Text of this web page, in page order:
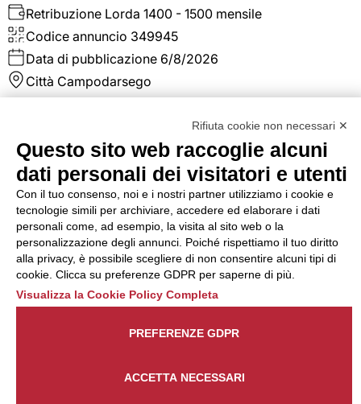
Retribuzione Lorda 1400 - 1500 mensile
Codice annuncio 349945
Data di pubblicazione 6/8/2026
Città Campodarsego
pianificare e gestire gli approvvigionamenti di materia
e non, si occuperà dell'emissione ordini fornitori, sollecito
consegna materiale, verifica bolle in ingresso. Ricerca
fornitori La risorsa si interfaccerà con il responsabile di
produzione, con il magazzino e con i fornitori al fine di
gestire al meglio ed ottimizzare i costi e le scorte.
Candidati Dettaglio annuncio
Addetto/a assemblaggio
elettrico - Colognola ai Colli
Tipo di contratto Somministrazione
Rifiuta cookie non necessari ✕
Questo sito web raccoglie alcuni
dati personali dei visitatori e utenti
Con il tuo consenso, noi e i nostri partner utilizziamo i cookie e
tecnologie simili per archiviare, accedere ed elaborare i dati
personali come, ad esempio, la visita al sito web o la
personalizzazione degli annunci. Poiché rispettiamo il tuo diritto
alla privacy, è possibile scegliere di non consentire alcuni tipi di
cookie. Clicca su preferenze GDPR per saperne di più.
Visualizza la Cookie Policy Completa
ACCETTA NECESSARI
PREFERENZE GDPR